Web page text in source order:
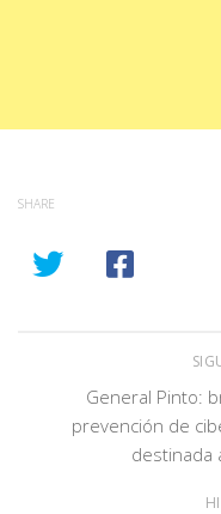
SHARE
General Pinto:
prevención de
destinada